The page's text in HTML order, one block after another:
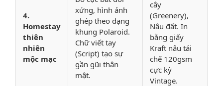
4.
Homestay
thiên
nhiên
mộc mạc
xứng, hình ảnh
ghép theo dạng
khung Polaroid.
Chữ viết tay
(Script) tạo sự
gần gũi thân
mật.
cây
(Greenery),
Nâu đất. In
bằng giấy
Kraft nâu tái
chế 120gsm
cực kỳ
Vintage.